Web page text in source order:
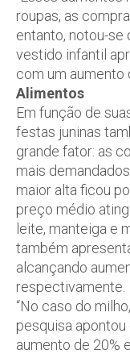
roupas, as
entanto, notou-se
vestido infantil
com um aumento
Alimentos
Em função de
festas juninas
grande fator: as
mais
maior alta ficou
preço médio
leite, manteiga e
também
alcançando
respectivamente.
“No caso do
pesquisa
aumento de 20%